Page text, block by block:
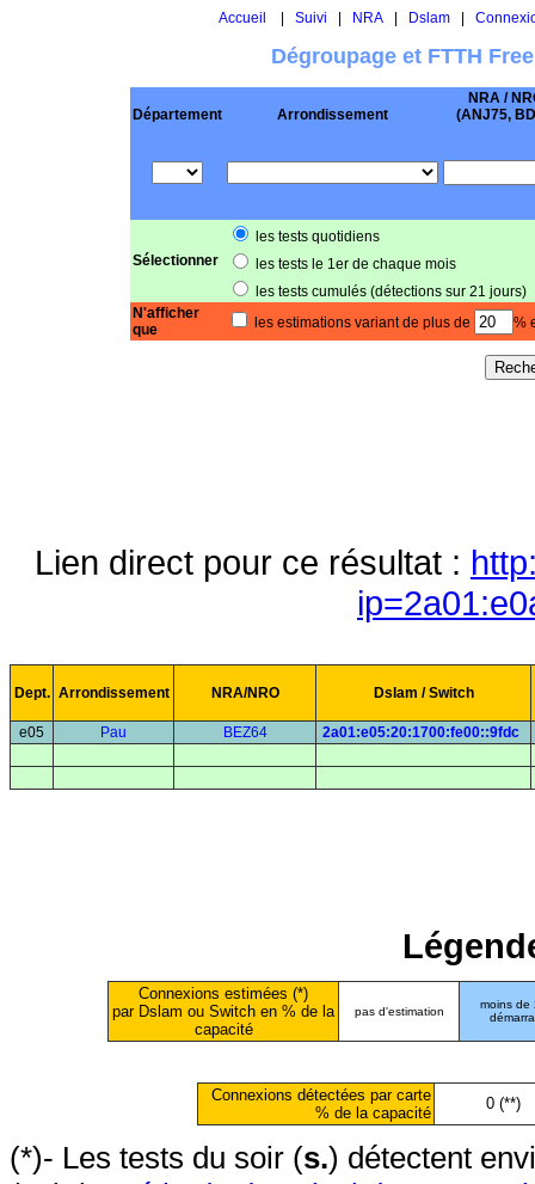
Accueil Suivi NRA| Dslam|
Dégroupage et FTTH
Département Arrondissement
NRA /
(ANJ75,
Sélectionner
les tests quotidiens
les tests le 1er de chaque mois
les tests cumulés (détections sur 21 jours)
N'afficher
que
les estimations variant de plus de %
Lien direct pour ce résultat :
Dept. Arrondissement NRA/NRO Dslam / Switch
e05 Pau BEZ64 2a01:e05:20:1700:fe00::9fdc
Connexions estimées (*)
par Dslam ou Switch en % de la
capacité
pas d'estimation
moins de
Connexions détectées par carte
% de la capacité
0 (**)
(*)- Les tests du soir (s.) détectent